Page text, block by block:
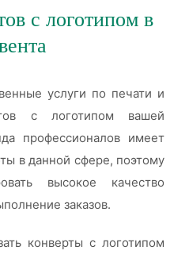
с логотипом в
услуги по печати и
с логотипом вашей
профессионалов имеет
в данной сфере, поэтому
высокое качество
заказов.
конверты с логотипом